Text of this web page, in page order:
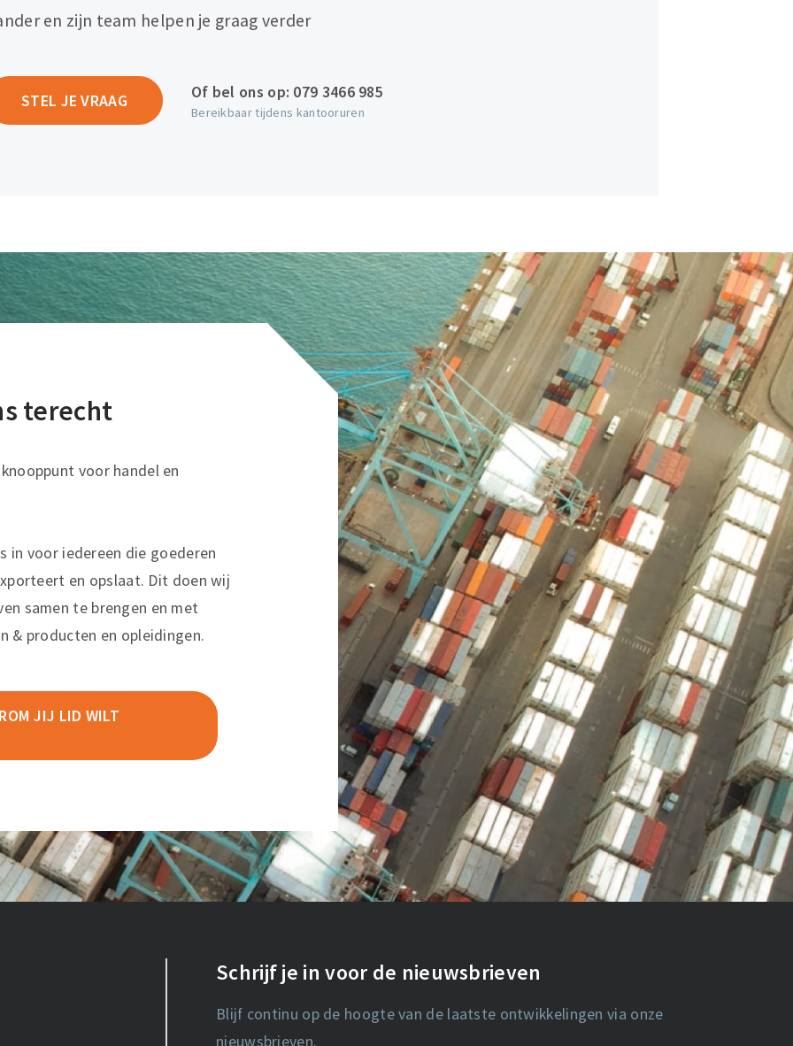
en zijn team helpen je graag verder
STEL JE VRAAG Of bel ons op: 079 3466 985
Bereikbaar tijdens kantooruren
terecht
voor handel en
in voor iedereen die goederen
en opslaat. Dit doen wij
samen te brengen en met
& producten en opleidingen.
JIJ LID WILT
Schrijf je in voor de nieuwsbrieven
Blijf continu op de hoogte van de laatste ontwikkelingen via onze
nieuwsbrieven.